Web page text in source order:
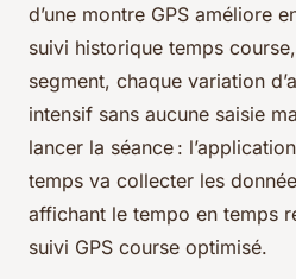
d’une montre GPS améliore
suivi historique temps
segment, chaque variation
intensif sans aucune saisie
lancer la séance :
temps va collecter les
affichant le tempo en temps
suivi GPS course optimisé.